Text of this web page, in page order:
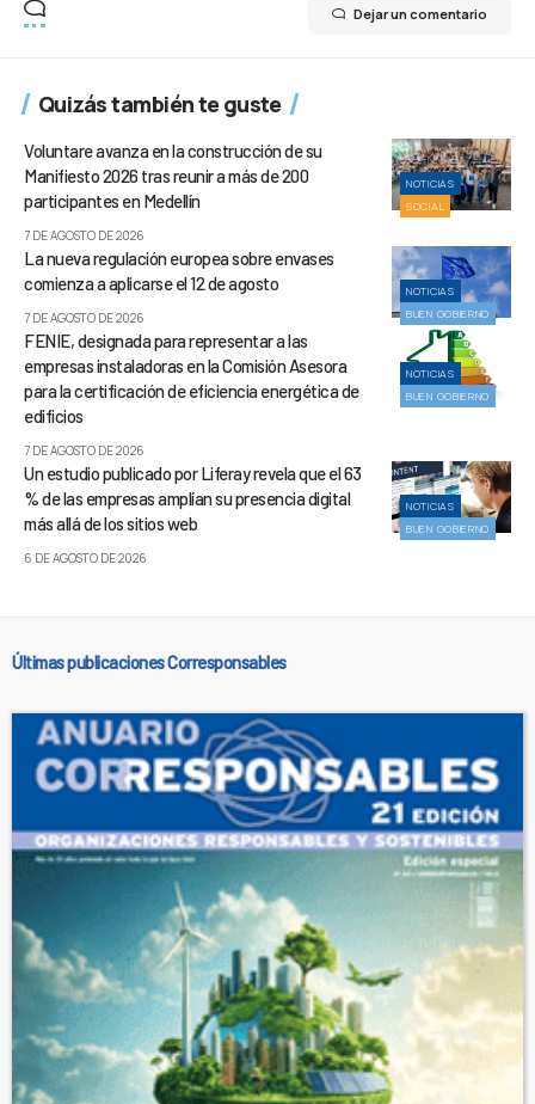
Dejar un comentario
Quizás también te guste
NOTICIAS
SOCIAL
Voluntare avanza en la construcción de su
Manifiesto 2026 tras reunir a más de 200
participantes en Medellín
7 DE AGOSTO DE 2026
NOTICIAS
BUEN GOBIERNO
La nueva regulación europea sobre envases
comienza a aplicarse el 12 de agosto
7 DE AGOSTO DE 2026
NOTICIAS
BUEN GOBIERNO
FENIE, designada para representar a las
empresas instaladoras en la Comisión Asesora
para la certificación de eficiencia energética de
edificios
7 DE AGOSTO DE 2026
NOTICIAS
BUEN GOBIERNO
Un estudio publicado por Liferay revela que el 63
% de las empresas amplían su presencia digital
más allá de los sitios web
6 DE AGOSTO DE 2026
Últimas publicaciones Corresponsables